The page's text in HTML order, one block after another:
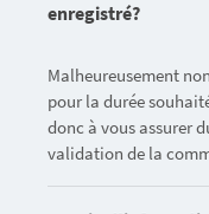
enregistré?
Malheureusement
pour la durée
donc à vous assurer
validation de la